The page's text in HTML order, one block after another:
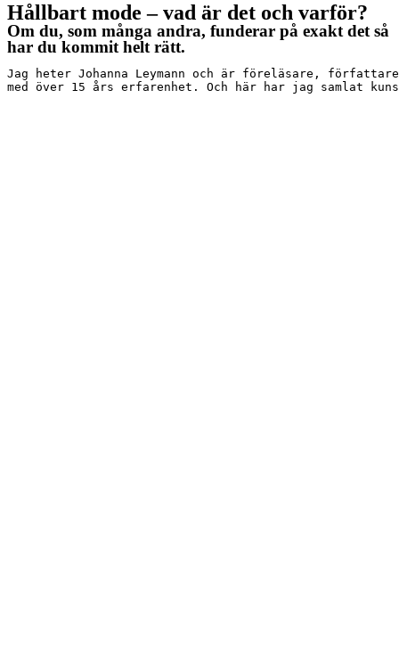
Hållbart mode – vad är det och varför?
Om du, som många andra, funderar på exakt det så
har du kommit helt rätt.
Jag heter Johanna Leymann och är föreläsare,
med över 15 års erfarenhet. Och här har jag samlat